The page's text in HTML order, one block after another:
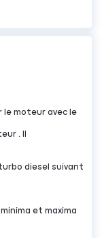
moteur avec le
. Il
diesel suivant
et maxima